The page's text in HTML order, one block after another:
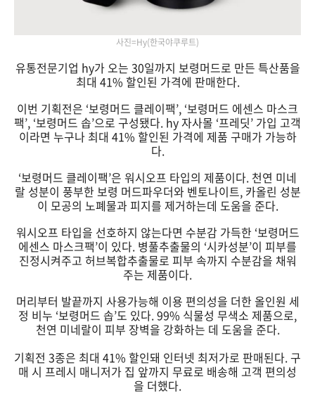
사진=Hy(한국야쿠루트)
유통전문기업 hy가 오는 30일까지 보령머드로 만든 특산품을
최대 41% 할인된 가격에 판매한다.
이번 기획전은 ‘보령머드 클레이팩’, ‘보령머드 에센스 마스크
팩’, ‘보령머드 솝’으로 구성됐다. hy 자사몰 ‘프레딧’ 가입 고객
이라면 누구나 최대 41% 할인된 가격에 제품 구매가 가능하
다.
‘보령머드 클레이팩’은 워시오프 타입의 제품이다. 천연 미네
랄 성분이 풍부한 보령 머드파우더와 벤토나이트, 카올린 성분
이 모공의 노폐물과 피지를 제거하는데 도움을 준다.
워시오프 타입을 선호하지 않는다면 수분감 가득한 ‘보령머드
에센스 마스크팩’이 있다. 병풀추출물의 ‘시카성분’이 피부를
진정시켜주고 허브복합추출물로 피부 속까지 수분감을 채워
주는 제품이다.
머리부터 발끝까지 사용가능해 이용 편의성을 더한 올인원 세
정 비누 ‘보령머드 솝’도 있다. 99% 식물성 무색소 제품으로,
천연 미네랄이 피부 장벽을 강화하는 데 도움을 준다.
기획전 3종은 최대 41% 할인돼 인터넷 최저가로 판매된다. 구
매 시 프레시 매니저가 집 앞까지 무료로 배송해 고객 편의성
을 더했다.